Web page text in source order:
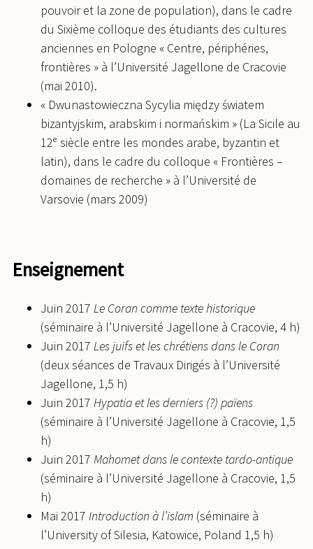
pouvoir et la zone de population), dans le cadre
du Sixième colloque des étudiants des cultures
anciennes en Pologne « Centre, périphéries,
frontières » à l’Université Jagellone de Cracovie
(mai 2010).
« Dwunastowieczna Sycylia między światem
bizantyjskim, arabskim i normańskim » (La Sicile au
12ᵉ siècle entre les mondes arabe, byzantin et
latin), dans le cadre du colloque « Frontières –
domaines de recherche » à l’Université de
Varsovie (mars 2009)
Enseignement
Juin 2017 Le Coran comme texte historique
(séminaire à l’Université Jagellone à Cracovie, 4 h)
Juin 2017 Les juifs et les chrétiens dans le Coran
(deux séances de Travaux Dirigés à l’Université
Jagellone, 1,5 h)
Juin 2017 Hypatia et les derniers (?) païens
(séminaire à l’Université Jagellone à Cracovie, 1,5
h)
Juin 2017 Mahomet dans le contexte tardo-antique
(séminaire à l’Université Jagellone à Cracovie, 1,5
h)
Mai 2017 Introduction à l’islam (séminaire à
l’University of Silesia, Katowice, Poland 1,5 h)